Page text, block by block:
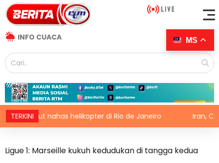
INFO CUACA
TERKINI
nahas helikopter di Rio de Janeiro Iran, Oman
Ligue 1: Marseille kukuh kedudukan di tangga kedua
MS